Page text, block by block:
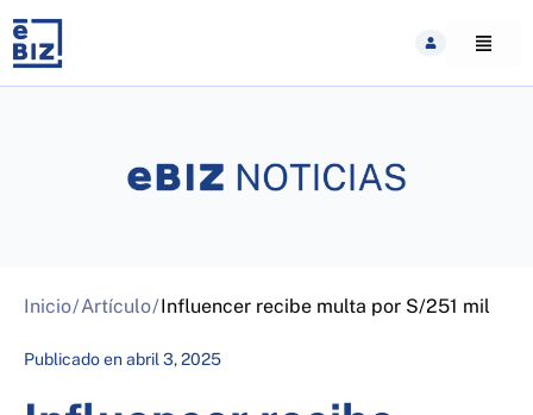
content
Inicio/Artículo/Influencer recibe multa por S/251 mil
Publicado enabril 3, 2025